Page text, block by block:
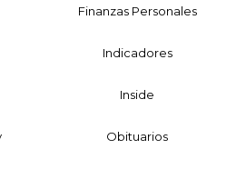
Finanzas Personales
Indicadores
Inside
Obituarios